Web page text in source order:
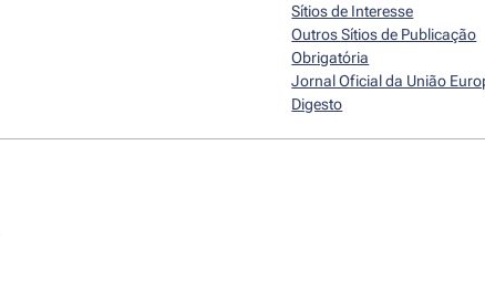
Sítios de Interesse
Outros Sítios de Publicação
Obrigatória
Jornal Oficial da União
Digesto